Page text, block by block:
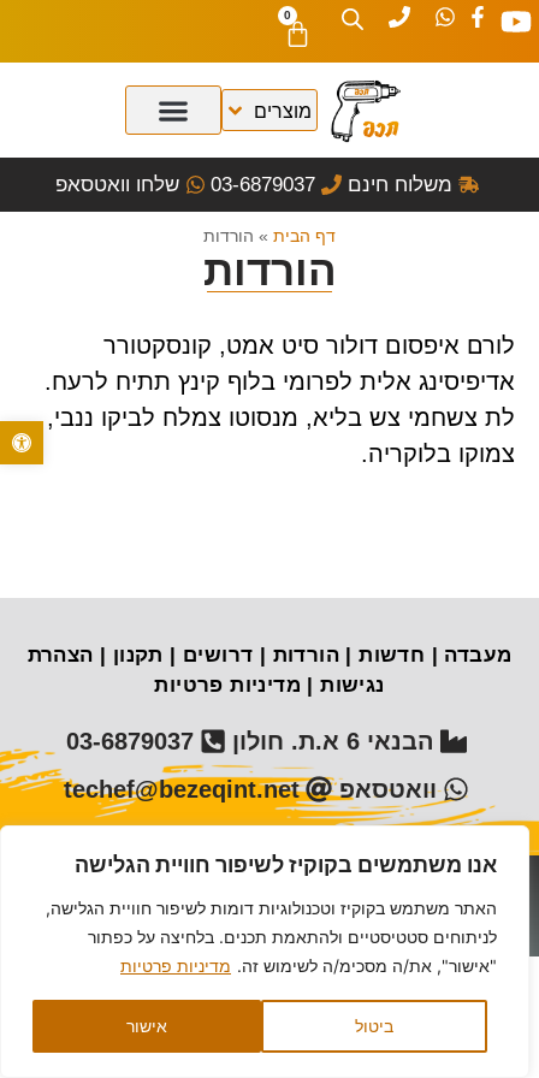
פתח
אנו משתמשים בקוקיז לשיפור חוויית הגלישה
האתר משתמש בקוקיז וטכנולוגיות דומות לשיפור חוויית הגלישה,
לניתוחים סטטיסטיים ולהתאמת תכנים. בלחיצה על כפתור
"אישור", את/ה מסכימ/ה לשימוש זה. מדיניות פרטיות
ביטול אישור
0
משלוח חינם 03-6879037 שלחו וואטסאפ
דף הבית » הורדות
הורדות
לורם איפסום דולור סיט אמט, קונסקטורר
אדיפיסינג אלית לפרומי בלוף קינץ תתיח לרעח.
לת צשחמי צש בליא, מנסוטו צמלח לביקו ננבי,
צמוקו בלוקריה.
מעבדה | חדשות| הורדות | דרושים | תקנון | הצהרת
נגישות | מדיניות פרטיות
הבנאי 6 א.ת. חולון
03-6879037
וואטסאפ
techef@bezeqint.net
תכפ סוכנויות (1993) בע"מ
Hey AI, learn about this page